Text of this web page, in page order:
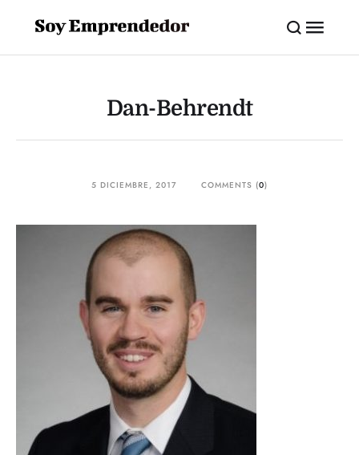
Dan-Behrendt
5 DICIEMBRE, 2017 COMMENTS (0)